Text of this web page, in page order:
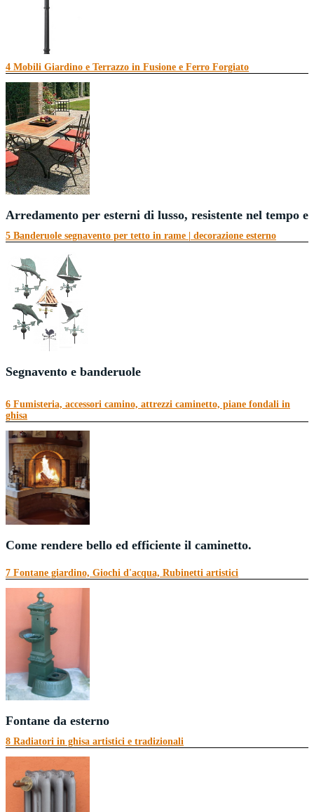
Luce per interno ed esterno
Quando torni a casa dal lavoro, le luci che vedi dalle finestre ti fanno sempre s...
4 Mobili Giardino e Terrazzo in Fusione e Ferro Forgiato
Arredamento per esterni di lusso, resistente nel tempo e
Mad...
5 Banderuole segnavento per tetto in rame | decorazione esterno
Segnavento e banderuole
6 Fumisteria, accessori camino, attrezzi caminetto, piane fondali in
ghisa
Come rendere bello ed efficiente il caminetto.
Il camino richied...
7 Fontane giardino, Giochi d'acqua, Rubinetti artistici
Fontane da esterno
Fontane giardino,Giochi d'acqua, Rubinetti a...
8 Radiatori in ghisa artistici e tradizionali